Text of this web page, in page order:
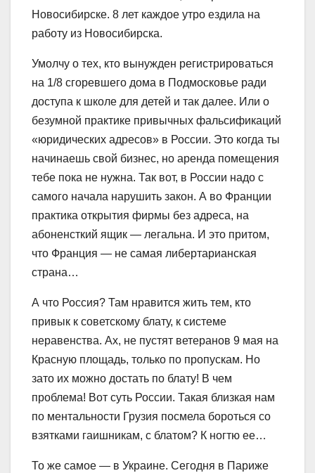
Новосибирске. 8 лет каждое утро ездила на
работу из Новосибирска.
Умолчу о тех, кто вынужден регистрироваться
на 1/8 сгоревшего дома в Подмосковье ради
доступа к школе для детей и так далее. Или о
безумной практике привычных фальсификаций
«юридических адресов» в России. Это когда ты
начинаешь свой бизнес, но аренда помещения
тебе пока не нужна. Так вот, в России надо с
самого начала нарушить закон. А во Франции
практика открытия фирмы без адреса, на
абоненсткий ящик — легальна. И это притом,
что Франция — не самая либертарианская
страна…
А что Россия? Там нравится жить тем, кто
привык к советскому блату, к системе
неравенства. Ах, не пустят ветеранов 9 мая на
Красную площадь, только по пропускам. Но
зато их можно достать по блату! В чем
проблема! Вот суть России. Такая близкая нам
по ментальности Грузия посмела бороться со
взятками гаишникам, с блатом? К ногтю ее…
То же самое — в Украине. Сегодня в Париже